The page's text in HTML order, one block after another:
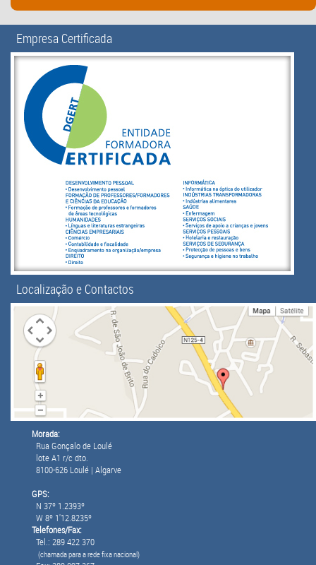
Empresa Certificada
Localização e Contactos
Morada:
Rua Gonçalo de Loulé
lote A1 r/c dto.
8100-626 Loulé | Algarve
GPS:
N 37º 1.2393º
W 8º 1'12.8235º
Telefones/Fax:
Tel.: 289 422 370
(chamada para a rede fixa nacional)